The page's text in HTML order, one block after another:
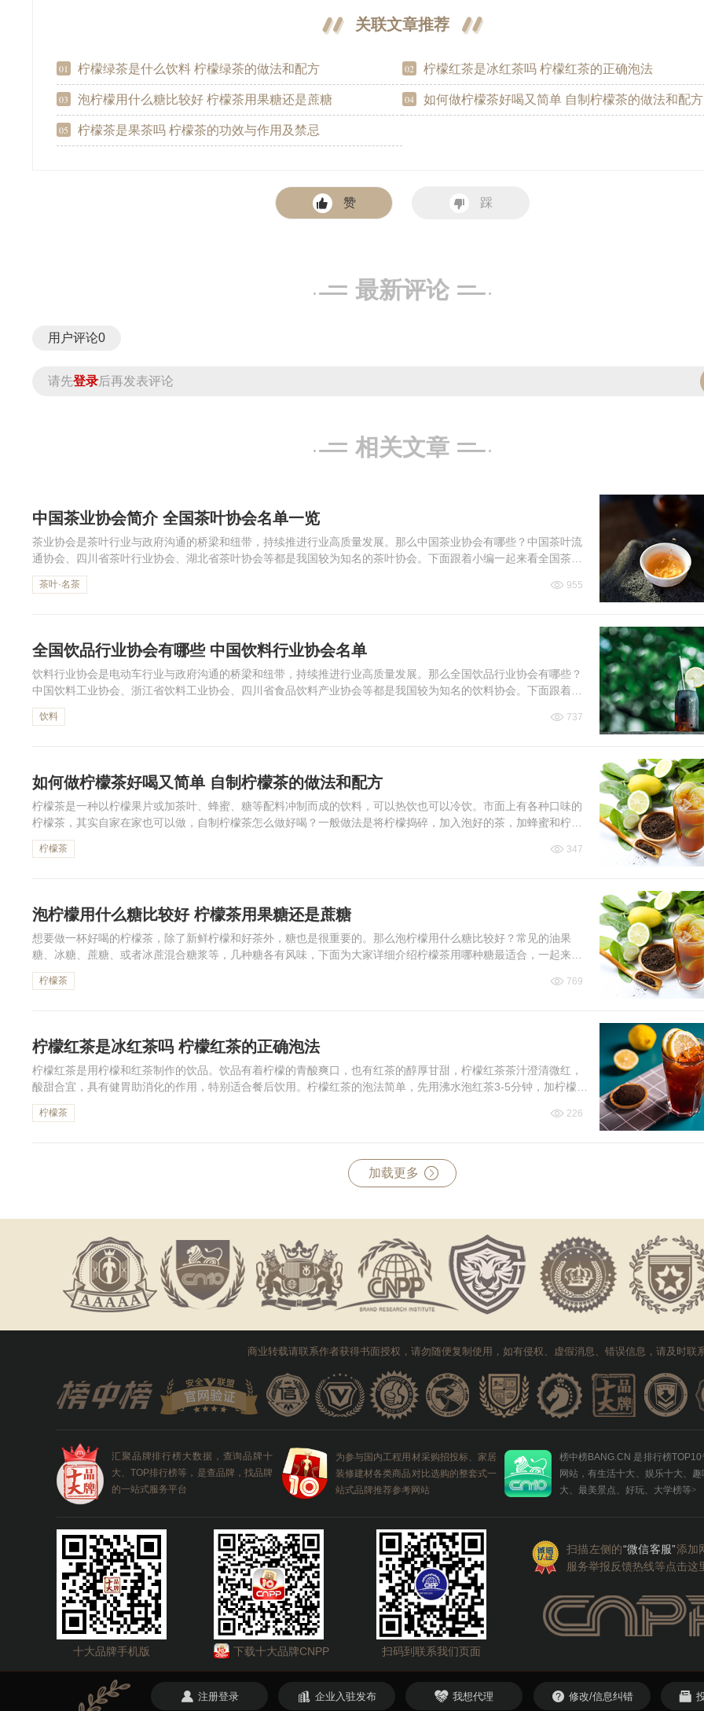
关联文章推荐
01 柠檬绿茶是什么饮料 柠檬绿茶的做法和配方 02 柠檬红茶是冰红茶吗 柠檬红茶的正确泡法
03 泡柠檬用什么糖比较好 柠檬茶用果糖还是蔗糖 04 如何做柠檬茶好喝又简单 自制柠檬茶的做法和配方
05 柠檬茶是果茶吗 柠檬茶的功效与作用及禁忌
赞 踩
最新评论
用户评论0
请先登录后再发表评论
相关文章
中国茶业协会简介 全国茶叶协会名单一览
茶业协会是茶叶行业与政府沟通的桥梁和纽带，持续推进行业高质量发展。那么中国茶业协会有哪些？中国茶叶流
通协会、四川省茶叶行业协会、湖北省茶叶协会等都是我国较为知名的茶叶协会。下面跟着小编一起来看全国茶叶
协会名单吧。
茶叶·名茶 955
全国饮品行业协会有哪些 中国饮料行业协会名单
饮料行业协会是电动车行业与政府沟通的桥梁和纽带，持续推进行业高质量发展。那么全国饮品行业协会有哪些？
中国饮料工业协会、浙江省饮料工业协会、四川省食品饮料产业协会等都是我国较为知名的饮料协会。下面跟着小
编一起来看中国饮料行业协会名单吧。
饮料 737
如何做柠檬茶好喝又简单 自制柠檬茶的做法和配方
柠檬茶是一种以柠檬果片或加茶叶、蜂蜜、糖等配料冲制而成的饮料，可以热饮也可以冷饮。市面上有各种口味的
柠檬茶，其实自家在家也可以做，自制柠檬茶怎么做好喝？一般做法是将柠檬捣碎，加入泡好的茶，加蜂蜜和柠檬
片即可。此外也有许多创意柠檬茶喝法，下面一起来看看家庭自制柠檬茶的方法都有哪些吧...
柠檬茶 347
泡柠檬用什么糖比较好 柠檬茶用果糖还是蔗糖
想要做一杯好喝的柠檬茶，除了新鲜柠檬和好茶外，糖也是很重要的。那么泡柠檬用什么糖比较好？常见的油果
糖、冰糖、蔗糖、或者‌冰蔗混合糖浆等，几种糖各有风味，下面为大家详细介绍柠檬茶用哪种糖最适合，一起来看
看你喜欢哪种吧！
柠檬茶 769
柠檬红茶是冰红茶吗 柠檬红茶的正确泡法
柠檬红茶是用柠檬和红茶制作的饮品。饮品有着柠檬的青酸爽口，也有红茶的醇厚甘甜，柠檬红茶茶汁澄清微红，
酸甜合宜，具有健胃助消化的作用，特别适合餐后饮用。柠檬红茶的泡法简单，先用沸水泡红茶3-5分钟，加柠檬片
和汁，依口味加入冰糖或蜂蜜，冷饮可冰镇，热饮趁热喝。下面一起来详细看下柠檬红...
柠檬茶 226
加载更多
商业转载请联系作者获得书面授权，请勿随便复制使用，如有侵权、虚假消息、错误信息，请及时联
汇聚品牌排行榜大数据，查询品牌十
大、TOP排行榜等，是查品牌，找品牌
的一站式服务平台
为参与国内工程用材采购招投标、家居
装修建材各类商品对比选购的整套式一
站式品牌推荐参考网站
榜中榜BANG.CN 是排行榜TOP10
网站，有生活十大、娱乐十大、趣
大、最美景点、好玩、大学榜等>
十大品牌手机版 下载十大品牌CNPP 扫码到联系我们页面
扫描左侧的“微信客服”添加
服务举报反馈热线等点击这
注册登录 企业入驻发布 我想代理 修改/信息纠错